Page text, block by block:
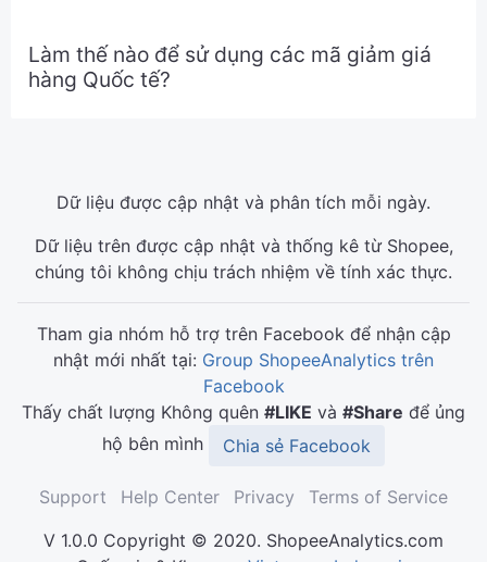
Làm thế nào để sử dụng các mã giảm giá
hàng Quốc tế?
Dữ liệu được cập nhật và phân tích mỗi ngày.
Dữ liệu trên được cập nhật và thống kê từ Shopee,
chúng tôi không chịu trách nhiệm về tính xác thực.
Tham gia nhóm hỗ trợ trên Facebook để nhận cập
nhật mới nhất tại: Group ShopeeAnalytics trên
Facebook
Thấy chất lượng Không quên #LIKE và #Share để ủng
hộ bên mình
Chia sẻ Facebook
Support Help Center Privacy
Terms of Service
V 1.0.0 Copyright © 2020. ShopeeAnalytics.com